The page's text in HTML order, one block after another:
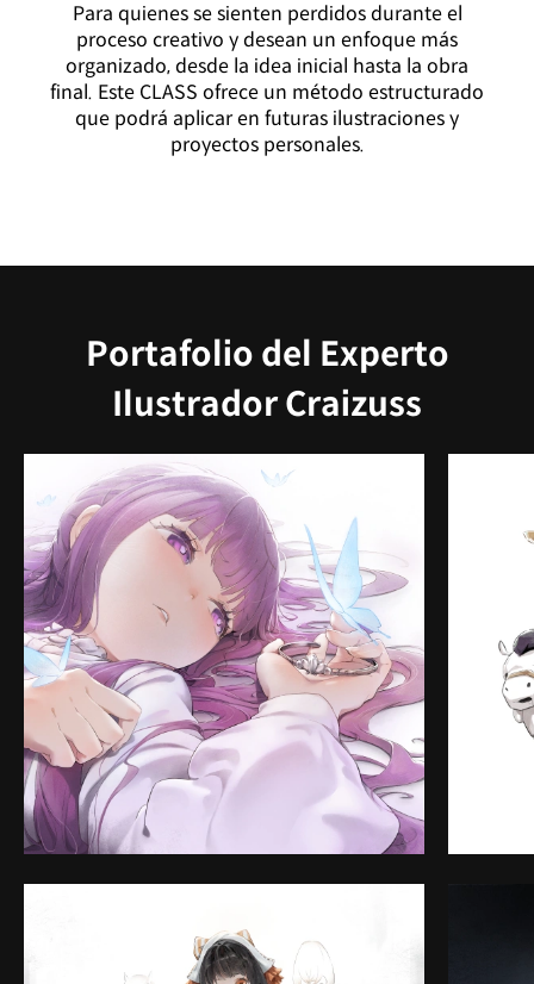
Para quienes se sienten perdidos durante el
proceso creativo y desean un enfoque más
organizado, desde la idea inicial hasta la obra
final. Este CLASS ofrece un método estructurado
que podrá aplicar en futuras ilustraciones y
proyectos personales.
Portafolio del Experto
Ilustrador Craizuss